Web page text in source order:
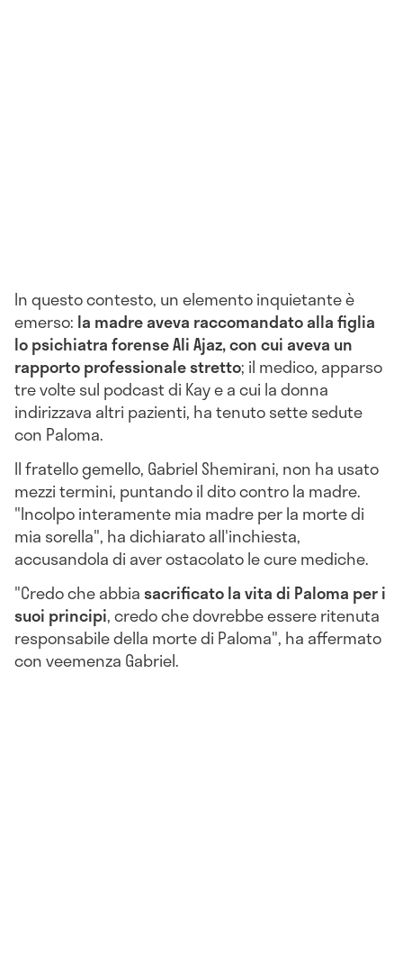
In questo contesto, un elemento inquietante è
emerso: la madre aveva raccomandato alla figlia
lo psichiatra forense Ali Ajaz, con cui aveva un
rapporto professionale stretto; il medico, apparso
tre volte sul podcast di Kay e a cui la donna
indirizzava altri pazienti, ha tenuto sette sedute
con Paloma.
Il fratello gemello, Gabriel Shemirani, non ha usato
mezzi termini, puntando il dito contro la madre.
"Incolpo interamente mia madre per la morte di
mia sorella", ha dichiarato all'inchiesta,
accusandola di aver ostacolato le cure mediche.
"Credo che abbiasacrificato la vita di Paloma per i
suoi principi, credo che dovrebbe essere ritenuta
responsabile della morte di Paloma", ha affermato
con veemenza Gabriel.